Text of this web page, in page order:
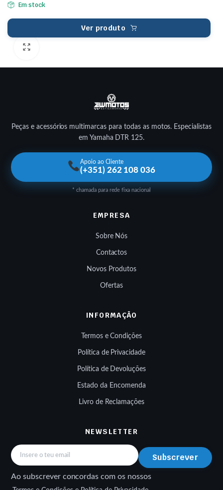
Em stock
Ver produto
Peças e acessórios multimarcas para todas as motos. Especialistas
em Yamaha DTR 125.
Apoio ao Cliente
(+351) 262 108 036
* chamada para rede fixa nacional
EMPRESA
Sobre Nós
Contactos
Novos Produtos
Ofertas
INFORMAÇÃO
Termos e Condições
Política de Privacidade
Política de Devoluções
Estado da Encomenda
Livro de Reclamações
NEWSLETTER
Subscrever
Ao subscrever concordas com os nossos